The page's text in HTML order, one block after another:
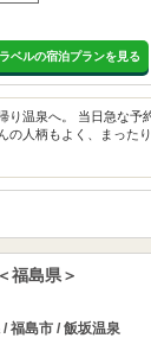
ベルの宿泊プランを見る
り温泉へ。 当日急な予
の人柄もよく、まった
福島県＞
福島市 / 飯坂温泉